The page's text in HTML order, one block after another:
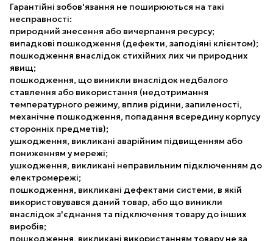
Гарантійні зобов'язання не поширюються на такі
несправності:
природний знесення або вичерпання ресурсу;
випадкові пошкодження (дефекти, заподіяні клієнтом);
пошкодження внаслідок стихійних лих чи природних
явищ;
пошкодження, що виникли внаслідок недбалого
ставлення або використання (недотримання
температурного режиму, вплив рідини, запиленості,
механічне пошкодження, попадання всередину корпусу
сторонніх предметів);
ушкодження, викликані аварійним підвищенням або
пониженням у мережі;
ушкодження, викликані неправильним підключенням до
електромережі;
пошкодження, викликані дефектами системи, в якій
використовувався даний товар, або що виникли
внаслідок з'єднання та підключення товару до інших
виробів;
пошкодження, викликані використанням товару не за